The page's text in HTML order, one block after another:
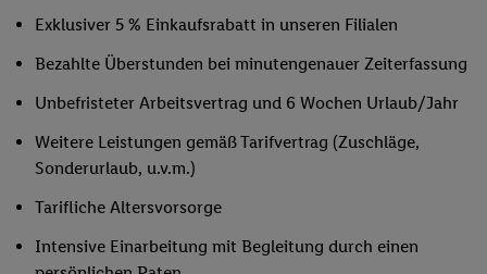
Exklusiver 5 % Einkaufsrabatt in unseren Filialen
Bezahlte Überstunden bei minutengenauer Zeiterfassung
Unbefristeter Arbeitsvertrag und 6 Wochen Urlaub/Jahr
Weitere Leistungen gemäß Tarifvertrag (Zuschläge,
Sonderurlaub, u.v.m.)
Tarifliche Altersvorsorge
Intensive Einarbeitung mit Begleitung durch einen